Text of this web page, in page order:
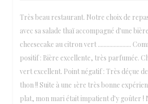
Très beau restaurant. Notre choix de
avec sa salade thaï accompagné d'une
cheesecake au citron vert .......................
positif : Bière excellente, très parfumée.
vert excellent. Point négatif : Très déçue
thon !! Suite à une 1ère très bonne
plat, mon mari était impatient d'y goûter !